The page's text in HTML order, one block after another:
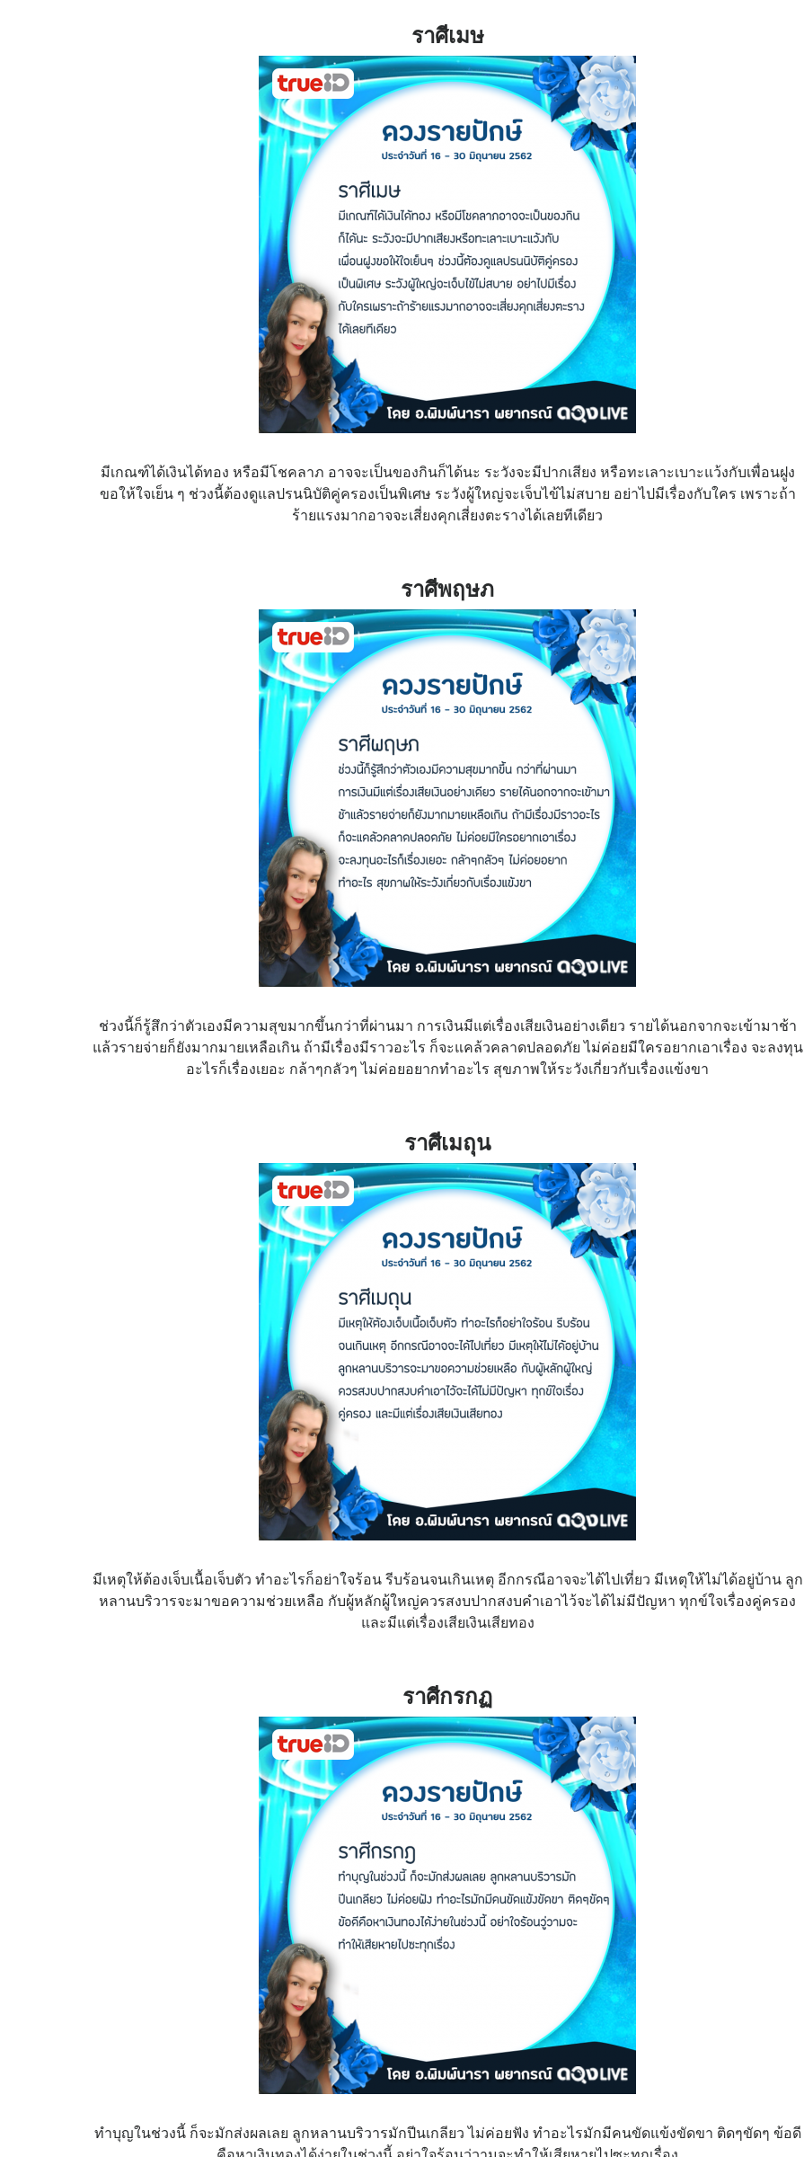
ราศีเมษ
มีเกณฑ์ได้เงินได้ทอง หรือมีโชคลาภ อาจจะเป็นของกินก็ได้นะ ระวังจะมีปากเสียง หรือทะเลาะเบาะแว้งกับเพื่อนฝูง
ขอให้ใจเย็น ๆ ช่วงนี้ต้องดูแลปรนนิบัติคู่ครองเป็นพิเศษ ระวังผู้ใหญ่จะเจ็บไข้ไม่สบาย อย่าไปมีเรื่องกับใคร เพราะถ้า
ร้ายแรงมากอาจจะเสี่ยงคุกเสี่ยงตะรางได้เลยทีเดียว
ราศีพฤษภ
ช่วงนี้ก็รู้สึกว่าตัวเองมีความสุขมากขึ้นกว่าที่ผ่านมา การเงินมีแต่เรื่องเสียเงินอย่างเดียว รายได้นอกจากจะเข้ามาช้า
แล้วรายจ่ายก็ยังมากมายเหลือเกิน ถ้ามีเรื่องมีราวอะไร ก็จะแคล้วคลาดปลอดภัย ไม่ค่อยมีใครอยากเอาเรื่อง จะลงทุน
อะไรก็เรื่องเยอะ กล้าๆกลัวๆ ไม่ค่อยอยากทำอะไร สุขภาพให้ระวังเกี่ยวกับเรื่องแข้งขา
ราศีเมถุน
มีเหตุให้ต้องเจ็บเนื้อเจ็บตัว ทำอะไรก็อย่าใจร้อน รีบร้อนจนเกินเหตุ อีกกรณีอาจจะได้ไปเที่ยว มีเหตุให้ไม่ได้อยู่บ้าน ลูก
หลานบริวารจะมาขอความช่วยเหลือ กับผู้หลักผู้ใหญ่ควรสงบปากสงบคำเอาไว้จะได้ไม่มีปัญหา ทุกข์ใจเรื่องคู่ครอง
และมีแต่เรื่องเสียเงินเสียทอง
ราศีกรกฏ
ทำบุญในช่วงนี้ ก็จะมักส่งผลเลย ลูกหลานบริวารมักปีนเกลียว ไม่ค่อยฟัง ทำอะไรมักมีคนขัดแข้งขัดขา ติดๆขัดๆ ข้อดี